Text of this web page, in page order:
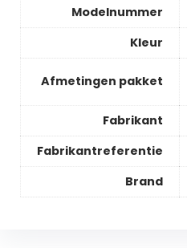
Modelnummer
Kleur
Afmetingen pakket
Fabrikant
Fabrikantreferentie
Brand